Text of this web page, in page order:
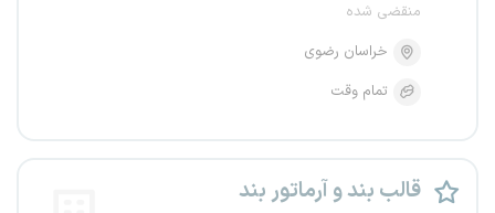
منقضی شده
خراسان رضوی
تمام وقت
قالب بند و آرماتور بند